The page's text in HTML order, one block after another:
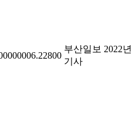
부산일보 2022년
기사